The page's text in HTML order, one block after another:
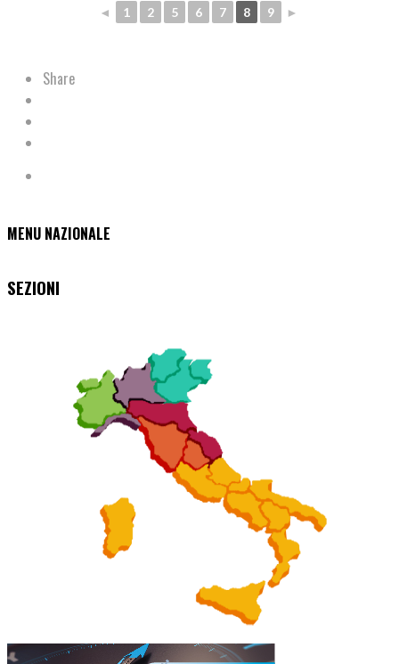
◄ 1 2 5 6 7 8 9 ►
Share
MENU NAZIONALE
SEZIONI